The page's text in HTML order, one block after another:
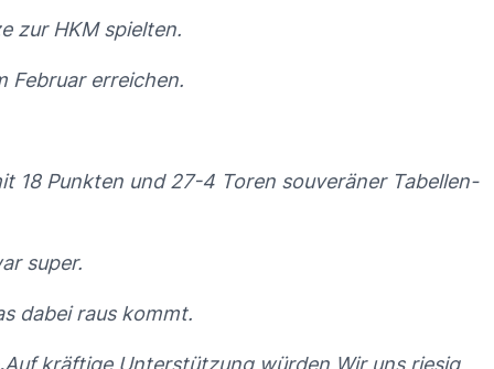
zur HKM spielten.
Februar erreichen.
18 Punkten und 27-4 Toren souveräner Tabellen-
super.
dabei raus kommt.
Auf kräftige Unterstützung würden Wir uns riesig